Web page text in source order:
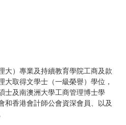
大）專業及持續教育學院工商及款
大取得文學士（一級榮譽）學位，
士及南澳洲大學工商管理博士學
和香港會計師公會資深會員、以及